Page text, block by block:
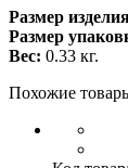
Размер
Размер
Вес: 0.33 кг.
Похожие